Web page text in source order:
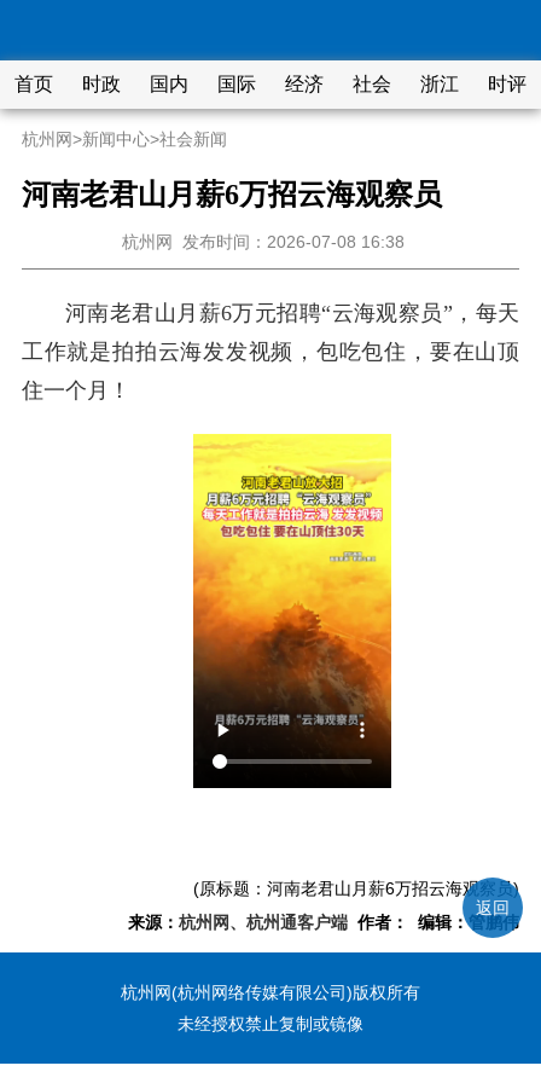
首页 时政 国内 国际 经济 社会 浙江 时评
杭州网>新闻中心>社会新闻
河南老君山月薪6万招云海观察员
杭州网 发布时间：2026-07-08 16:38
河南老君山月薪6万元招聘“云海观察员”，每天
工作就是拍拍云海发发视频，包吃包住，要在山顶
住一个月！
(原标题：河南老君山月薪6万招云海观察员)
来源：杭州网、杭州通客户端 作者： 编辑：管鹏伟
杭州网(杭州网络传媒有限公司)版权所有
未经授权禁止复制或镜像
返回